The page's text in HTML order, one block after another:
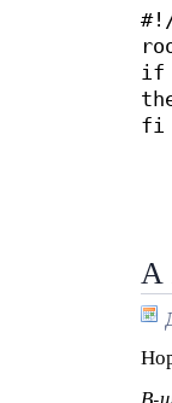
if
fi
А